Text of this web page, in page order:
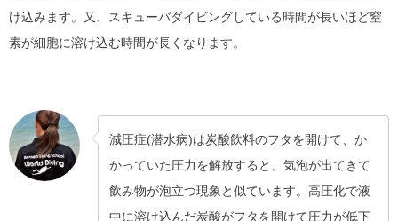
け込みます。又、スキューバダイビングしている時間が長いほど窒
素が細胞に溶け込む時間が長くなります。
減圧症(潜水病)は炭酸飲料のフタを開けて、か
かっていた圧力を解放すると、気泡が出てきて
飲み物が泡立つ現象と似ています。高圧化で液
中に溶け込んだ炭酸がフタを開けて圧力が低下